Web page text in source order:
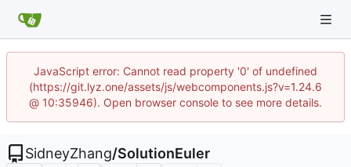
JavaScript error: Cannot read property '0' of undefined
(https://git.lyz.one/assets/js/webcomponents.js?v=1.24.6
@ 10:35946). Open browser console to see more details.
SidneyZhang/SolutionEuler